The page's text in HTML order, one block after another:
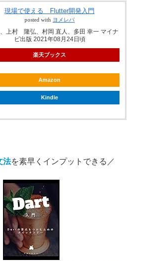
現場で使える Flutter開発入門
posted with ヨメレバ
上村 隆弘、村岡 直人、多田 幸一 マイナ
ビ出版 2021年08月24日頃
楽天ブックス
Amazon
Kindle
法を素早くインプットできる／